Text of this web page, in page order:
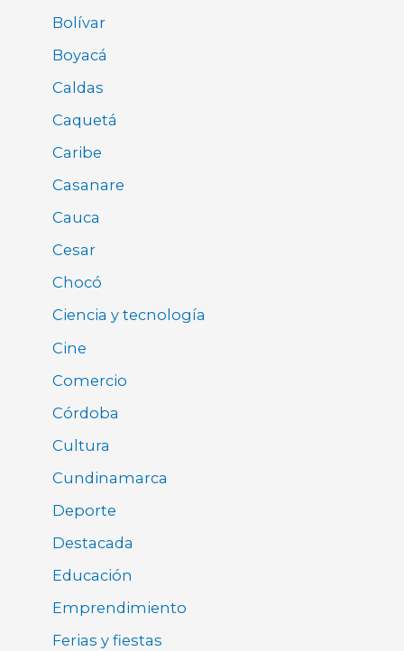
Bolívar
Boyacá
Caldas
Caquetá
Caribe
Casanare
Cauca
Cesar
Chocó
Ciencia y tecnología
Cine
Comercio
Córdoba
Cultura
Cundinamarca
Deporte
Destacada
Educación
Emprendimiento
Ferias y fiestas